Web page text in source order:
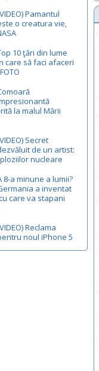
Pamantul
o creatura vie,
10 ţări din lume
care să faci afaceri
la malul Mării
Secret
de un artist:
nucleare
8-a minune a lumii?
a inventat
care va stapani
Reclama
noul iPhone 5